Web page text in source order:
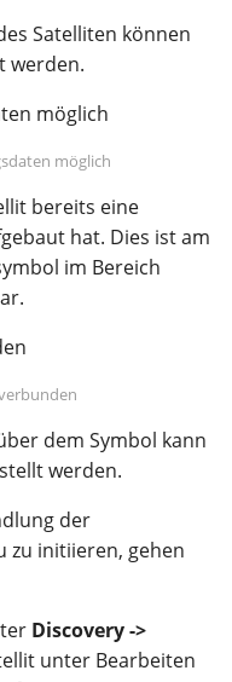
Satelliten können
werden.
möglich
bereits eine
hat. Dies ist am
im Bereich
dem Symbol kann
werden.
der
zu initiieren, gehen
Discovery ->
unter Bearbeiten